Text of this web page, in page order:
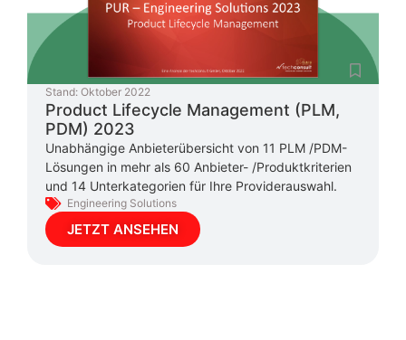
Stand: Oktober 2022
Product Lifecycle Management (PLM,
PDM) 2023
Unabhängige Anbieterübersicht von 11 PLM /PDM-
Lösungen in mehr als 60 Anbieter- /Produktkriterien
und 14 Unterkategorien für Ihre Providerauswahl.
Engineering Solutions
JETZT ANSEHEN